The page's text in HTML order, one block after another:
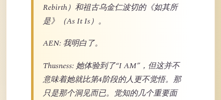
Rebirth）和祖古乌金仁波切的《如其所
是》（As It Is）。
AEN: 我明白了。
Thusness: 她体验到了“I AM”，但这并不
意味着她就比第4阶段的人更不觉悟。那
只是那个洞见而已。觉知的几个重要面